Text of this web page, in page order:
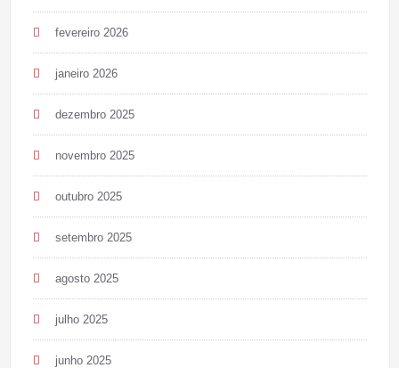
fevereiro 2026
janeiro 2026
dezembro 2025
novembro 2025
outubro 2025
setembro 2025
agosto 2025
julho 2025
junho 2025